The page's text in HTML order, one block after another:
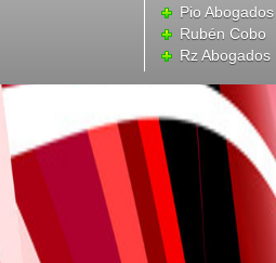
Pio
Rubén Cobo
Rz Abogados